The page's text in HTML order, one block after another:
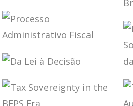
A PANDEMIA DO
CORONAVÍRUS
NO BRASIL EM
FINANCEIRA E
TRIBUTÁRIA
PROCESSO
ADMINISTRATIVO
DA LEI À DECISÃO